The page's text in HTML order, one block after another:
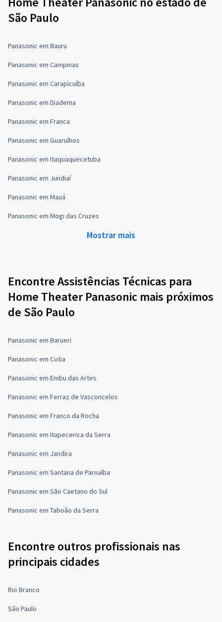
São Paulo
Panasonic em Bauru
Panasonic em Campinas
Panasonic em Carapicuíba
Panasonic em Diadema
Panasonic em Franca
Panasonic em Guarulhos
Panasonic em Itaquaquecetuba
Panasonic em Jundiaí
Panasonic em Mauá
Panasonic em Mogi das Cruzes
Mostrar mais
Encontre Assistências Técnicas para
Home Theater Panasonic mais próximos
de São Paulo
Panasonic em Barueri
Panasonic em Cotia
Panasonic em Embu das Artes
Panasonic em Ferraz de Vasconcelos
Panasonic em Franco da Rocha
Panasonic em Itapecerica da Serra
Panasonic em Jandira
Panasonic em Santana de Parnaíba
Panasonic em São Caetano do Sul
Panasonic em Taboão da Serra
Encontre outros profissionais nas
principais cidades
Rio Branco
São Paulo